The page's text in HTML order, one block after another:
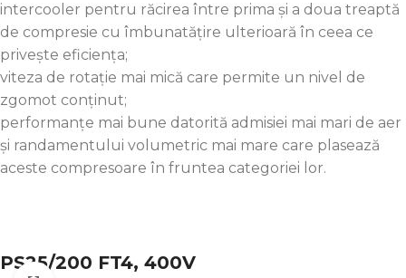
intercooler pentru răcirea între prima și a doua treaptă
de compresie cu îmbunatățire ulterioară în ceea ce
privește eficiența;
viteza de rotație mai mică care permite un nivel de
zgomot conținut;
performanțe mai bune datorită admisiei mai mari de aer
și randamentului volumetric mai mare care plasează
aceste compresoare în fruntea categoriei lor.
PS25/200 FT4, 400V